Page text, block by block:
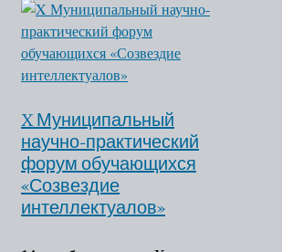
X Муниципальный
научно-практический
форум обучающихся
«Созвездие
интеллектуалов»